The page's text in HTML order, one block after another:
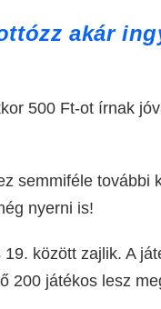
akár
500 Ft-ot írnak
semmiféle további
nyerni is!
között zajlik. A
200 játékos lesz